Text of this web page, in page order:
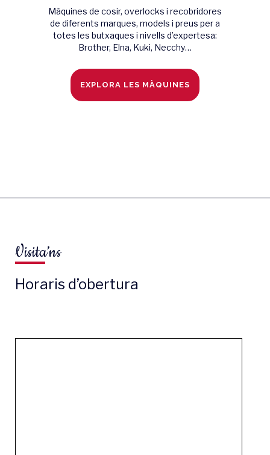
Màquines de cosir, overlocks i recobridores
de diferents marques, models i preus per a
totes les butxaques i nivells d’expertesa:
Brother, Elna, Kuki, Necchy…
EXPLORA LES MÀQUINES
Visita’ns
Horaris d’obertura